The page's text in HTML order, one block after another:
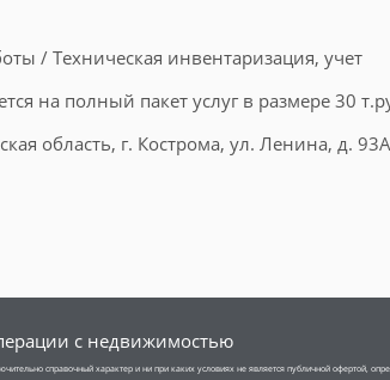
/ Техническая инвентаризация, учет
на полный пакет услуг в размере 30
область, г. Кострома, ул. Ленина, д.
с недвижимостью
справочный характер и ни при каких условиях не является публичной офертой,